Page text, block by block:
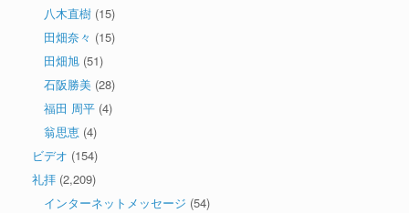
八木直樹 (15)
田畑奈々 (15)
田畑旭 (51)
石阪勝美 (28)
福田 周平 (4)
翁思恵 (4)
ビデオ (154)
礼拝 (2,209)
インターネットメッセージ (54)